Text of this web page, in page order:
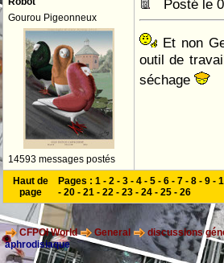
Gourou Pigeonneux
14593 messages postés
Posté le
Et non
outil de
séchage
Haut de
page
Pages : 1 - 2 - 3 - 4 - 5 - 6 - 7 - 8 - 9 -
- 20 - 21 - 22 - 23 - 24 - 25 - 26
CFPOI World General discussions
aphrodisiaque